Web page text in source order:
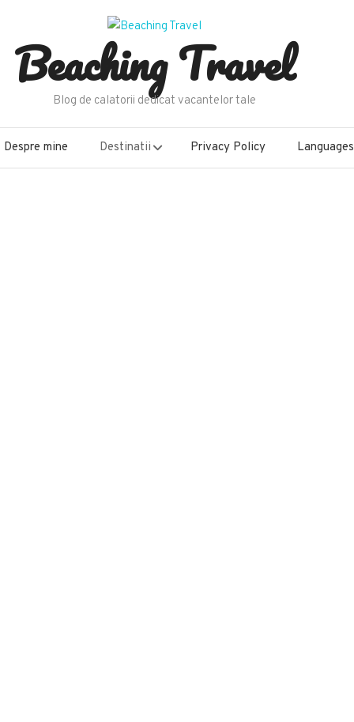
Beaching Travel
Blog de calatorii dedicat vacantelor tale
Despre mine Destinatii Privacy Policy Languages